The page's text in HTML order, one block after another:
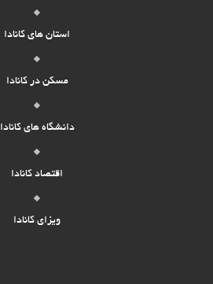
استان های کانادا
مسکن در کانادا
دانشگاه های کانادا
اقتصاد کانادا
ویزای کانادا